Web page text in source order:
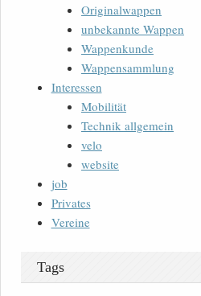
Originalwappen
unbekannte Wappen
Wappenkunde
Wappensammlung
Interessen
Mobilität
Technik allgemein
velo
website
job
Privates
Vereine
Tags